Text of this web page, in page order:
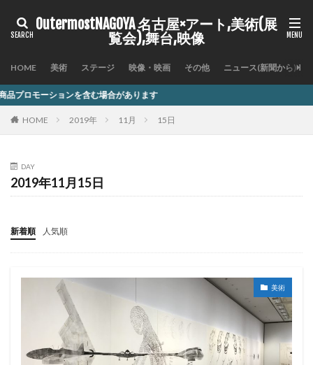
OutermostNAGOYA 名古屋×アート,美術(展
覧会),舞台,映像
HOME 美術 ステージ 映像・映画 その他 ニュース(新聞から)
含む場合があります
HOME 2019年 11月 15日
DAY
2019年11月15日
新着順 人気順
美術